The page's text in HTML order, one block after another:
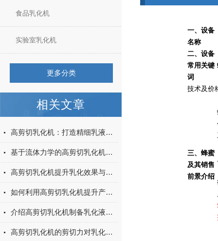
食品乳化机
实验室乳化机
更多分类
相关文章
高剪切乳化机：打造精细乳液的工具
基于流体力学的高剪切乳化机设计与效率提升
高剪切乳化机提升乳化效果与产品质量
如何利用高剪切乳化机提升产品品质？
介绍高剪切乳化机制备乳化液的方法
高剪切乳化机的剪切力对乳化效果有哪些影响
一、设备
名称
二、设备
常用关键
词
技术及价
三、蜂蜜
及其销售
前景介绍